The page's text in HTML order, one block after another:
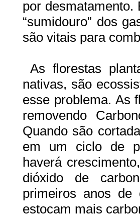
por desmatamento.
“sumidouro” dos
são vitais para
As florestas
nativas, são
esse problema. As
removendo
Quando são
em um ciclo de
haverá
dióxido de
primeiros anos de
estocam mais